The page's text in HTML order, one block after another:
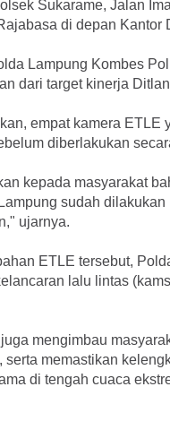
Sukarame, Jalan
di depan Kantor
Lampung Kombes
dari target kinerja
empat kamera ETLE
diberlakukan
kepada masyarakat
sudah
ujarnya.
ETLE tersebut,
lalu lintas
mengimbau
serta memastikan
di tengah cuaca